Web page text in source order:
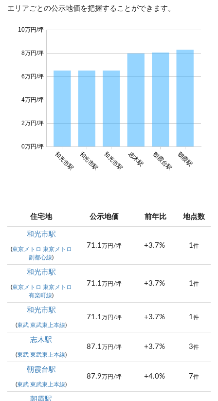
エリアごとの公示地価を把握することができます。
和光市駅 和光市駅 和光市駅 志木駅 朝霞台駅 朝霞駅
0万円/坪
2万円/坪
4万円/坪
6万円/坪
8万円/坪
10万円/坪
住宅地 公示地価 前年比 地点数
和光市駅
(東京メトロ 東京メトロ
副都心線)
71.1 万円/坪 +3.7% 1件
和光市駅
(東京メトロ 東京メトロ
有楽町線)
71.1 万円/坪 +3.7% 1件
和光市駅
(東武 東武東上本線)
71.1 万円/坪 +3.7% 1件
志木駅
(東武 東武東上本線)
87.1 万円/坪 +3.7% 3件
朝霞台駅
(東武 東武東上本線)
87.9 万円/坪 +4.0% 7件
朝霞駅